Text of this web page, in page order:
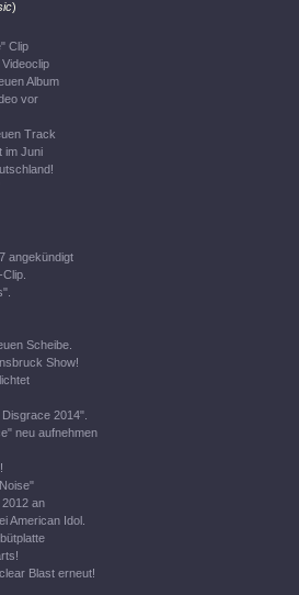
)
Clip
Album
vor
Track
im Juni
angekündigt
Scheibe.
Show!
2014".
neu aufnehmen
2012 an
American Idol.
Blast erneut!